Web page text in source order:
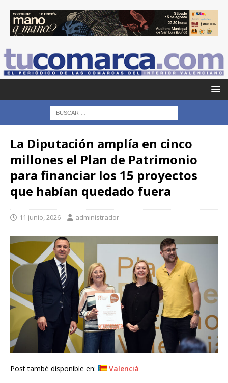
La Diputación amplía en cinco
millones el Plan de Patrimonio
para financiar los 15 proyectos
que habían quedado fuera
11 junio, 2026 administrador
Post també disponible en: Valencià